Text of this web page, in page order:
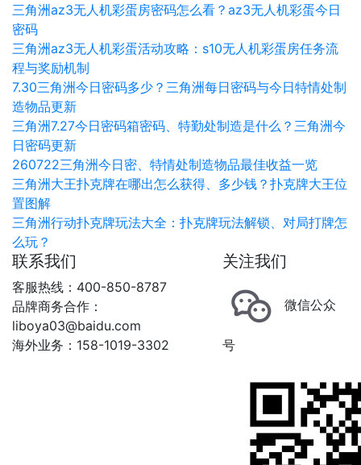
三角洲az3无人机彩蛋房密码怎么看？az3无人机彩蛋今日
密码
三角洲az3无人机彩蛋活动攻略：s10无人机彩蛋房任务流
程与奖励机制
7.30三角洲今日密码多少？三角洲每日密码与今日特情处制
造物品更新
三角洲7.27今日密码箱密码、特勤处制造是什么？三角洲今
日密码更新
260722三角洲今日密、特情处制造物品最佳收益一览
三角洲大王扑克牌在哪出怎么获得、多少钱？扑克牌大王位
置图解
三角洲行动扑克牌玩法大全：扑克牌玩法解锁、对局打牌怎
么玩？
联系我们
客服热线：400-850-8787
品牌商务合作：
liboya03@baidu.com
海外业务：158-1019-3302
关注我们
微信公众
号